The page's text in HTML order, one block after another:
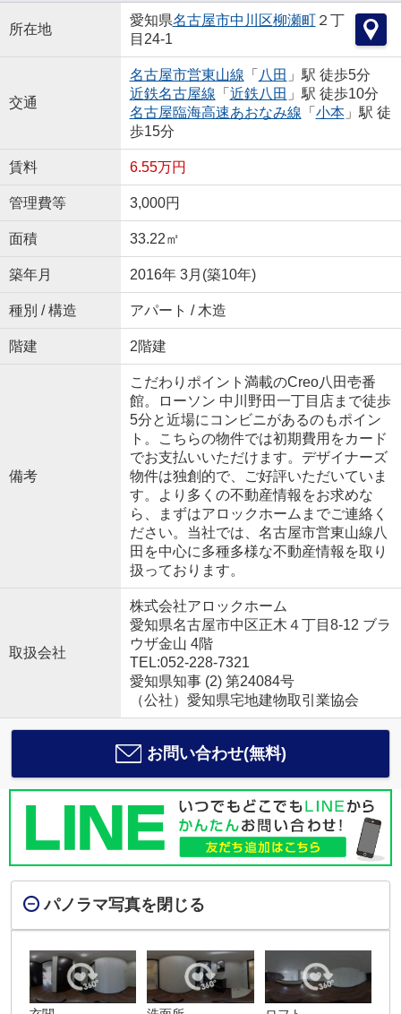
所在地
愛知県名古屋市中川区柳瀬町２丁
目24-1
交通
名古屋市営東山線 「 八田 」駅 徒歩5分
近鉄名古屋線 「 近鉄八田 」駅 徒歩10分
名古屋臨海高速あおなみ線 「 小本」駅 徒
歩15分
賃料 6.55万円
管理費等 3,000円
面積 33.22㎡
築年月 2016年 3月(築10年)
種別 / 構造 アパート / 木造
階建 2階建
備考
こだわりポイント満載のCreo八田壱番
館。ローソン 中川野田一丁目店まで徒歩
5分と近場にコンビニがあるのもポイン
ト。こちらの物件では初期費用をカード
でお支払いいただけます。デザイナーズ
物件は独創的で、ご好評いただいていま
す。より多くの不動産情報をお求めな
ら、まずはアロックホームまでご連絡く
ださい。当社では、名古屋市営東山線八
田を中心に多種多様な不動産情報を取り
扱っております。
取扱会社
株式会社アロックホーム
愛知県名古屋市中区正木４丁目8-12 ブラ
ウザ金山 4階
TEL:052-228-7321
愛知県知事 (2) 第24084号
（公社）愛知県宅地建物取引業協会
お問い合わせ(無料)
パノラマ写真を閉じる